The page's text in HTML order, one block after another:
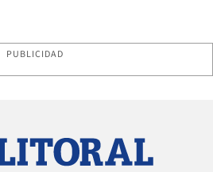
PUBLICIDAD